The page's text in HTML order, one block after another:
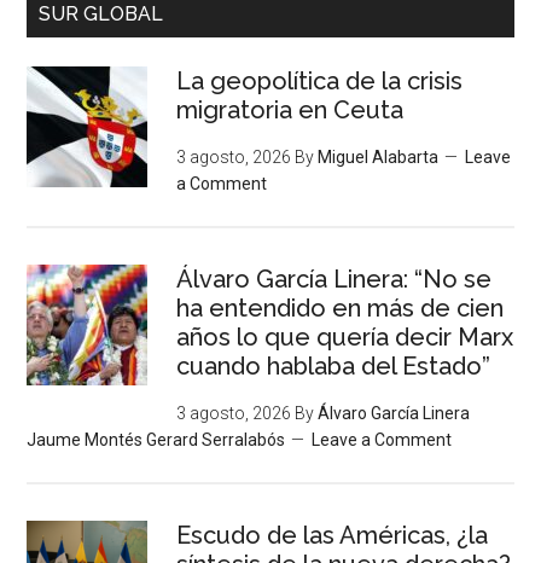
SUR GLOBAL
La geopolítica de la crisis
migratoria en Ceuta
3 agosto, 2026 By Miguel Alabarta
Leave
a Comment
Álvaro García Linera: “No se
ha entendido en más de cien
años lo que quería decir Marx
cuando hablaba del Estado”
3 agosto, 2026 ByÁlvaro García Linera
Jaume Montés Gerard Serralabós
Leave a Comment
Escudo de las Américas, ¿la